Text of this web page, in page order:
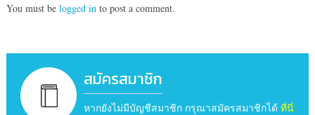
You must be logged into post a comment.
สมัครสมาชิก
หากยังไม่มีบัญชีสมาชิก กรุณาสมัครสมาชิกได้ ที่นี่